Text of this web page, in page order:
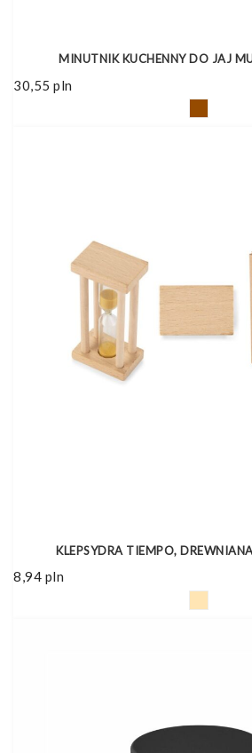
MINUTNIK KUCHENNY DO JAJ
30,55 pln
KLEPSYDRA TIEMPO,
8,94 pln